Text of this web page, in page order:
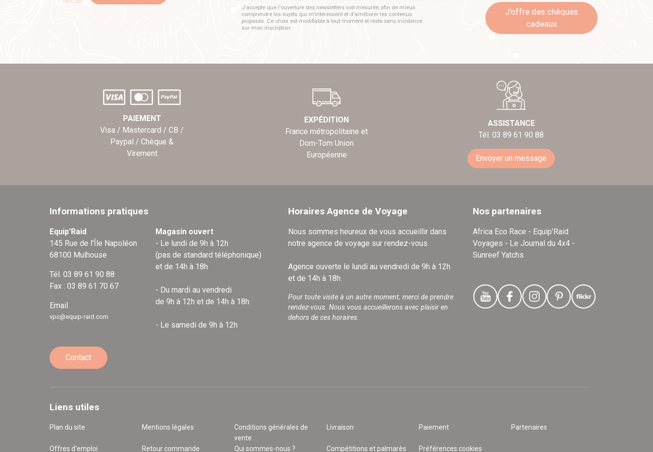
J'accepte que l'ouverture des newsletters soit mesurée, afin de mieux
comprendre les sujets qui m'intéressent et d'améliorer les contenus
proposés. Ce choix est modifiable à tout moment et reste sans incidence
sur mon inscription.
J'offre des chèques
cadeaux
PAIEMENT
Visa / Mastercard / CB /
Paypal / Chèque &
Virement
EXPÉDITION
France métropolitaine et
Dom-Tom Union
Européenne
ASSISTANCE
Tél. 03 89 61 90 88
Envoyer un message
Informations pratiques
Equip'Raid
145 Rue de l'Île Napoléon
68100 Mulhouse
Tél. 03 89 61 90 88
Fax : 03 89 61 70 67
Email
vpc@equip-raid.com
Magasin ouvert
- Le lundi de 9h à 12h
(pas de standard téléphonique)
et de 14h à 18h
- Du mardi au vendredi
de 9h à 12h et de 14h à 18h
- Le samedi de 9h à 12h
Contact
Horaires Agence de Voyage
Nous sommes heureux de vous accueillir dans
notre agence de voyage sur rendez-vous.
Agence ouverte le lundi au vendredi de 9h à 12h
et de 14h à 18h.
Pour toute visite à un autre moment, merci de prendre
rendez-vous. Nous vous accueillerons avec plaisir en
dehors de ces horaires.
Nos partenaires
Africa Eco Race - Equip'Raid
Voyages - Le Journal du 4x4 -
Sunreef Yatchs
Liens utiles
Plan du site Mentions légales
Conditions générales de
vente
Livraison Paiement Partenaires
Offres d'emploi Retour commande Qui sommes-nous ? Compétitions et palmarès Préférences cookies